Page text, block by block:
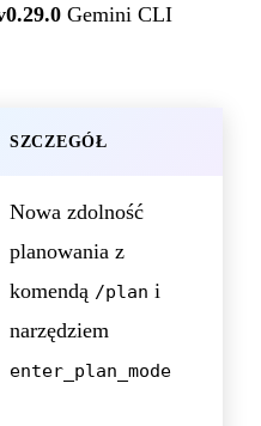
Gemini CLI
SZCZEGÓŁ
Nowa zdolność
planowania z
komendą /plan i
narzędziem
enter_plan_mode